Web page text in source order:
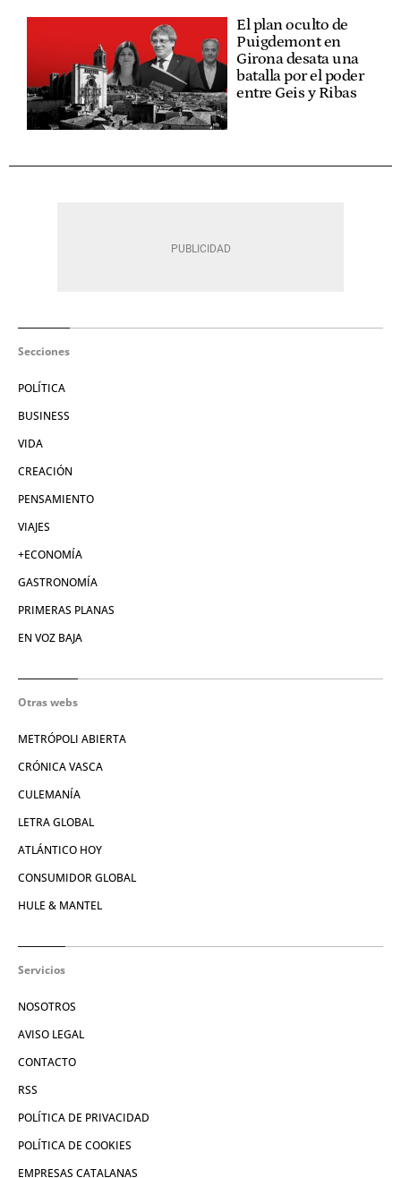
El plan oculto de
Puigdemont en
Girona desata una
batalla por el poder
entre Geis y Ribas
Secciones
POLÍTICA
BUSINESS
VIDA
CREACIÓN
PENSAMIENTO
VIAJES
+ECONOMÍA
GASTRONOMÍA
PRIMERAS PLANAS
EN VOZ BAJA
Otras webs
METRÓPOLI ABIERTA
CRÓNICA VASCA
CULEMANÍA
LETRA GLOBAL
ATLÁNTICO HOY
CONSUMIDOR GLOBAL
HULE & MANTEL
Servicios
NOSOTROS
AVISO LEGAL
CONTACTO
RSS
POLÍTICA DE PRIVACIDAD
POLÍTICA DE COOKIES
EMPRESAS CATALANAS